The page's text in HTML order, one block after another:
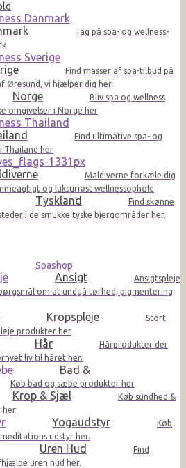
Tag på spa- og wellness-
Find masser af spa-tilbud på
Øresund, vi hjælper dig her.
Norge
Bliv spa og wellness
omgivelser i Norge her
Find ultimative spa- og
Thailand her
Maldiverne forkæle dig
og luksuriøst wellnessophold
Tyskland
Find skønne
i de smukke tyske bjergområder her.
Spashop
Ansigt
Ansigtspleje
om at undgå tørhed, pigmentering
Kropspleje
Stort
produkter her
Hår
Hårprodukter der
liv til håret her.
Bad &
Køb bad og sæbe produkter her
Krop & Sjæl
Køb sundhed &
her
Yogaudstyr
Køb
udstyr her.
Uren Hud
Find
uren hud her.